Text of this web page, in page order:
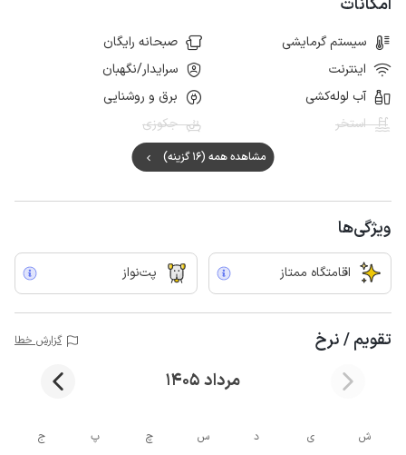
امکانات
سیستم گرمایشی
صبحانه رایگان
اینترنت
سرایدار/نگهبان
آب لوله‌کشی
برق و روشنایی
استخر
جکوزی
مشاهده همه (16 گزینه)
ویژگی‌ها
اقامتگاه ممتاز پت‌نواز
تقویم / نرخ گزارش خطا
مرداد 1405
ش ی د س چ پ ج